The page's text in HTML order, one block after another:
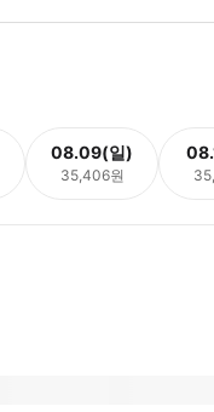
08.09(일)
35,406원